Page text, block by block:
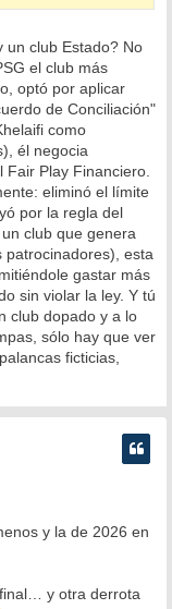
un club Estado? No
el club más
optó por aplicar
de Conciliación"
como
él negocia
Play Financiero.
eliminó el límite
por la regla del
club que genera
patrocinadores), esta
gastar más
sin violar la ley. Y tú
club dopado y a lo
sólo hay que ver
ficticias,
y la de 2026 en
y otra derrota